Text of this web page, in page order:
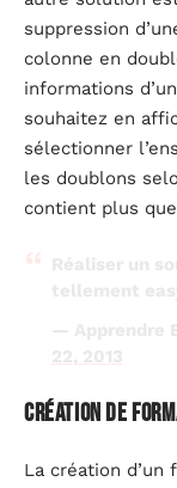
suppression
colonne en
informations
souhaitez en
sélectionner
les doublons
contient plus
Création de
La création